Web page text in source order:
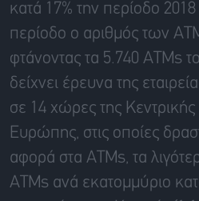
κατά 17% την περίοδο
περίοδο ο αριθμός των
φτάνοντας τα 5.740 ATMs
δείχνει έρευνα της
σε 14 χώρες της Κεντρικής
Ευρώπης, στις οποίες
αφορά στα ATMs, τα
ATMs ανά εκατομμύριο